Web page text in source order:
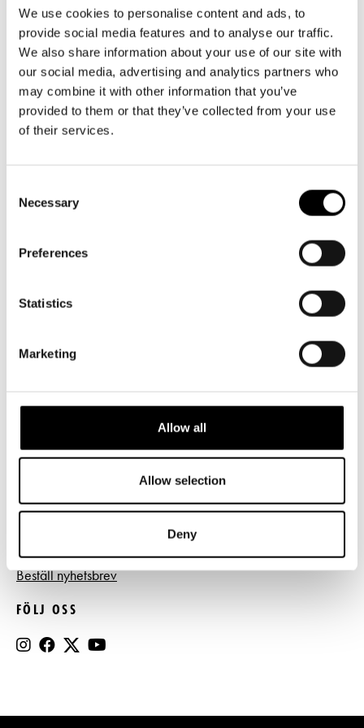
We use cookies to personalise content and ads, to
provide social media features and to analyse our traffic.
We also share information about your use of our site with
our social media, advertising and analytics partners who
may combine it with other information that you’ve
provided to them or that they’ve collected from your use
of their services.
Selection
Necessary
Preferences
Statistics
Marketing
Allow all
Allow selection
Deny
Presentkort
Tillgänglighet
Frågor & svar
Platskarta
Företag
Guidning
Teaterns verksamhet
Ensemble
Historia
Svenska Teatern Live
LOGGA IN
info@svenskateatern.fi
BILJETTER
Köp biljetter
Biljettkassan öppnar 11.8
Norra esplanaden 2
LÄNKAR
Frågor & svar
Press
Register- och dataskyddsbeskrivning
Beställ nyhetsbrev
FÖLJ OSS